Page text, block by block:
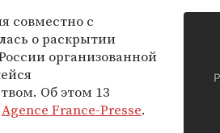
совместно с
о раскрытии
организованной
Об этом 13
Agence France-Presse.